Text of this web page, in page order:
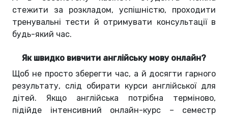
стежити за розкладом, успішністю, проходити
тренувальні тести й отримувати консультації в
будь-який час.
Як швидко вивчити англійську мову онлайн?
Щоб не просто зберегти час, а й досягти гарного
результату, слід обирати курси англійської для
дітей. Якщо англійська потрібна терміново,
підійде інтенсивний онлайн-курс – семестр